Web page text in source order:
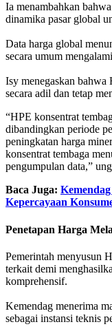
Ia menambahkan
dinamika pasar global
Data harga global
secara umum
Isy menegaskan bahwa
secara adil dan tetap
“HPE konsentrat
dibandingkan periode
peningkatan harga
konsentrat tembaga
pengumpulan data,”
Baca Juga:
Kepercayaan
Penetapan Harga
Pemerintah menyusun
terkait demi
komprehensif.
Kemendag menerima
sebagai instansi teknis